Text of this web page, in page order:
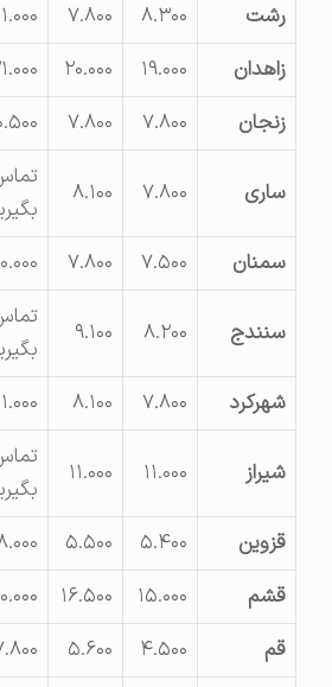
رشت
۸.۳۰۰ ۷.۸۰۰ ۱۱.۰۰۰
زاهدان
۱۹.۰۰۰ ۲۰.۰۰۰ ۲۱.۰۰۰
زنجان
۷.۸۰۰ ۷.۸۰۰ ۱۰.۵۰۰
ساری ۷.۸۰۰ ۸.۱۰۰
تماس
بگیرید
سمنان
۷.۵۰۰ ۷.۸۰۰ ۱۰.۰۰۰
سنندج ۸.۲۰۰ ۹.۱۰۰
تماس
بگیرید
شهرکرد
۷.۸۰۰ ۸.۱۰۰ ۱۱.۰۰۰
شیراز ۱۱.۰۰۰ ۱۱.۰۰۰
تماس
بگیرید
قزوین
۵.۴۰۰ ۵.۵۰۰ ۸.۰۰۰
قشم
۱۵.۰۰۰ ۱۶.۵۰۰ ۲۰.۰۰۰
۴.۵۰۰ ۵.۶۰۰ ۷.۸۰۰